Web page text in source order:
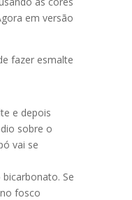
em versão
fazer esmalte
e depois
sobre o
vai se
Se
fosco